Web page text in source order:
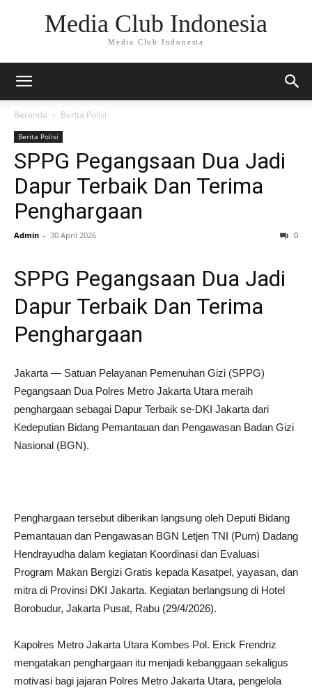
Media Club Indonesia
Media Club Indonesia
Beranda Berita Polisi
Berita Polisi
SPPG Pegangsaan Dua Jadi
Dapur Terbaik Dan Terima
Penghargaan
Admin - 30 April 2026 0
SPPG Pegangsaan Dua Jadi
Dapur Terbaik Dan Terima
Penghargaan
Jakarta — Satuan Pelayanan Pemenuhan Gizi (SPPG)
Pegangsaan Dua Polres Metro Jakarta Utara meraih
penghargaan sebagai Dapur Terbaik se-DKI Jakarta dari
Kedeputian Bidang Pemantauan dan Pengawasan Badan Gizi
Nasional (BGN).
Penghargaan tersebut diberikan langsung oleh Deputi Bidang
Pemantauan dan Pengawasan BGN Letjen TNI (Purn) Dadang
Hendrayudha dalam kegiatan Koordinasi dan Evaluasi
Program Makan Bergizi Gratis kepada Kasatpel, yayasan, dan
mitra di Provinsi DKI Jakarta. Kegiatan berlangsung di Hotel
Borobudur, Jakarta Pusat, Rabu (29/4/2026).
Kapolres Metro Jakarta Utara Kombes Pol. Erick Frendriz
mengatakan penghargaan itu menjadi kebanggaan sekaligus
motivasi bagi jajaran Polres Metro Jakarta Utara, pengelola